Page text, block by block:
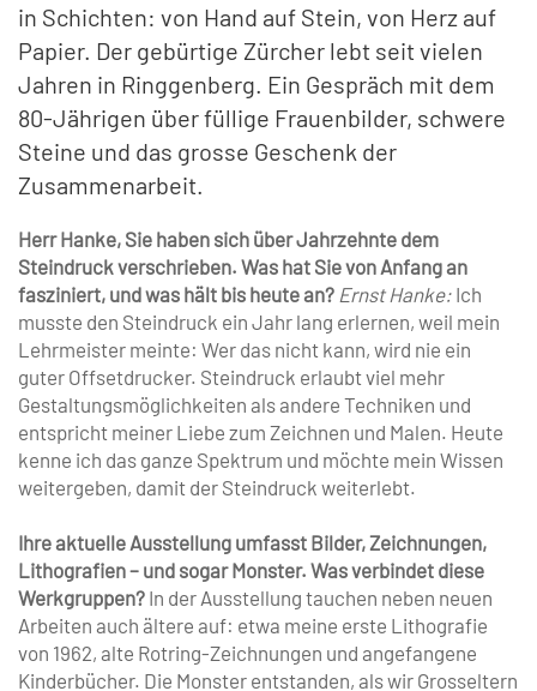
in Schichten: von Hand auf Stein, von Herz auf
Papier. Der gebürtige Zürcher lebt seit vielen
Jahren in Ringgenberg. Ein Gespräch mit dem
80-Jährigen über füllige Frauenbilder, schwere
Steine und das grosse Geschenk der
Zusammenarbeit.
Herr Hanke, Sie haben sich über Jahrzehnte dem
Steindruck verschrieben. Was hat Sie von Anfang an
fasziniert, und was hält bis heute an? Ernst Hanke: Ich
musste den Steindruck ein Jahr lang erlernen, weil mein
Lehrmeister meinte: Wer das nicht kann, wird nie ein
guter Offsetdrucker. Steindruck erlaubt viel mehr
Gestaltungsmöglichkeiten als andere Techniken und
entspricht meiner Liebe zum Zeichnen und Malen. Heute
kenne ich das ganze Spektrum und möchte mein Wissen
weitergeben, damit der Steindruck weiterlebt.
Ihre aktuelle Ausstellung umfasst Bilder, Zeichnungen,
Lithografien – und sogar Monster. Was verbindet diese
Werkgruppen? In der Ausstellung tauchen neben neuen
Arbeiten auch ältere auf: etwa meine erste Lithografie
von 1962, alte Rotring-Zeichnungen und angefangene
Kinderbücher. Die Monster entstanden, als wir Grosseltern